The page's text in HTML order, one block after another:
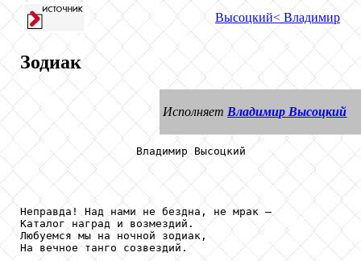
Высоцкий< Владимир
Зодиак
Исполняет Владимир Высоцкий
                  Владимир Высоцкий
Неправда! Над нами не бездна, не мрак —
Каталог наград и возмездий.
Любуемся мы на ночной зодиак,
На вечное танго созвездий.